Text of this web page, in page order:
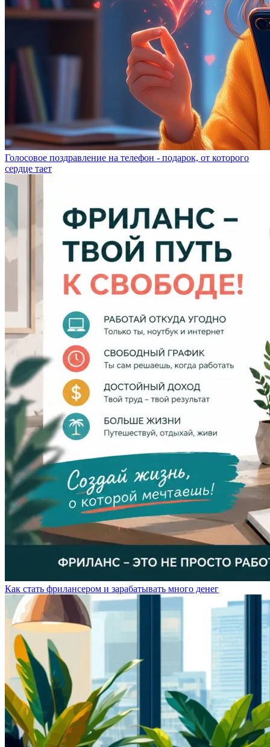
Голосовое поздравление на телефон - подарок, от которого
сердце тает
Как стать фрилансером и зарабатывать много денег